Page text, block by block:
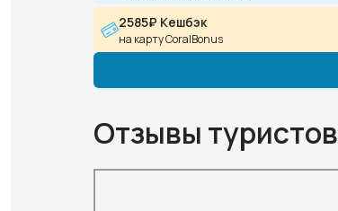
2585₽ Кешбэк
на карту CoralBonus
Отзывы туристов